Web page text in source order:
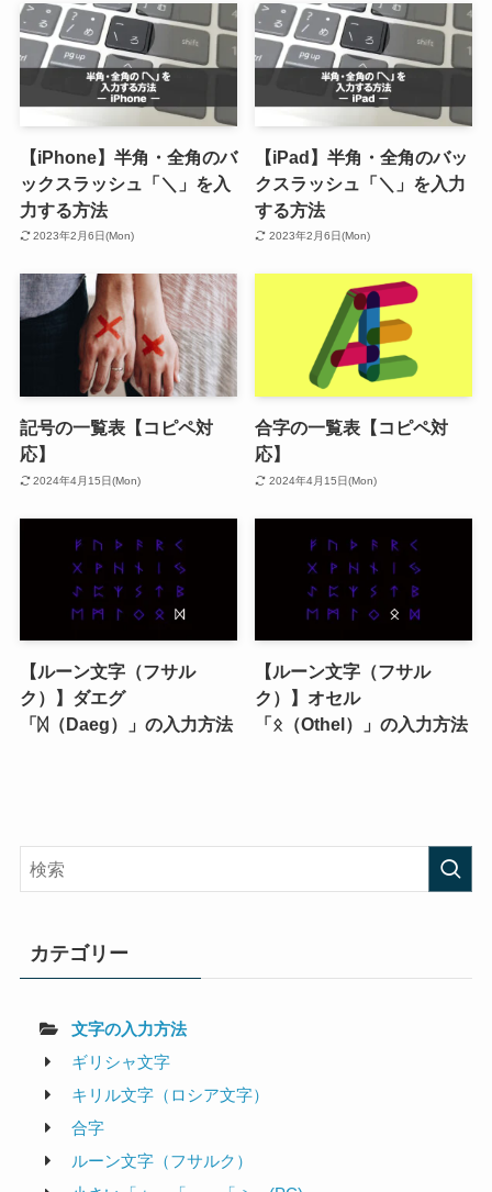
【iPhone】半角・全角のバ
ックスラッシュ「＼」を入
力する方法
2023年2月6日(Mon)
【iPad】半角・全角のバッ
クスラッシュ「＼」を入力
する方法
2023年2月6日(Mon)
記号の一覧表【コピペ対
応】
2024年4月15日(Mon)
合字の一覧表【コピペ対
応】
2024年4月15日(Mon)
【ルーン文字（フサル
ク）】ダエグ
「ᛞ（Daeg）」の入力方法
【ルーン文字（フサル
ク）】オセル
「ᛟ（Othel）」の入力方法
カテゴリー
文字の入力方法
ギリシャ文字
キリル文字（ロシア文字）
合字
ルーン文字（フサルク）